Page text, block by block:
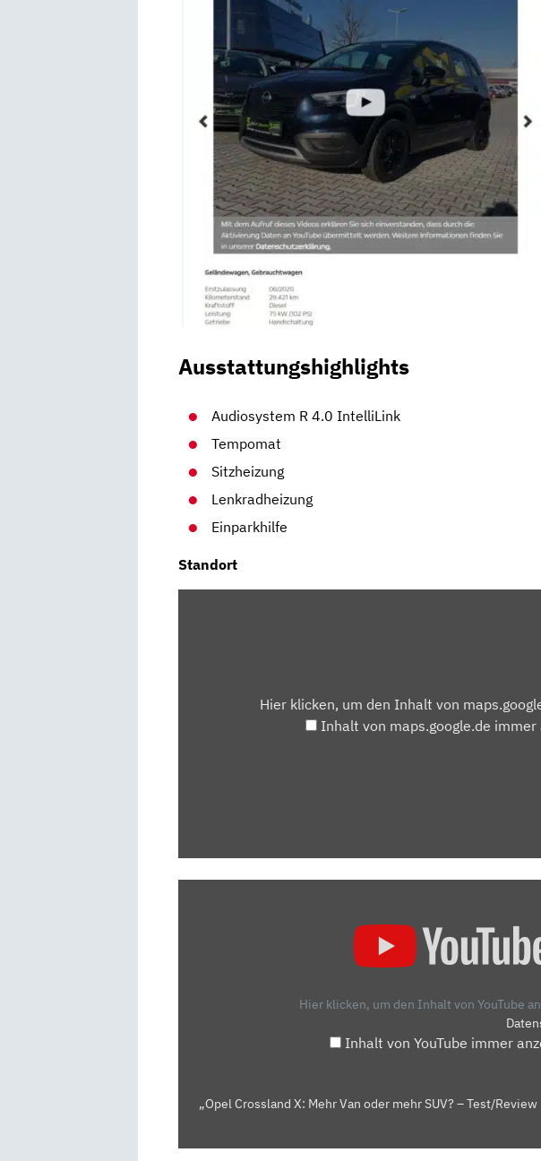
Ausstattungshighlights
Audiosystem R 4.0 IntelliLink
Tempomat
Sitzheizung
Lenkradheizung
Einparkhilfe
Standort
Hier klicken, um den Inhalt von
Inhalt von maps.google.de immer
MOTOR
Hier klicken, um den Inhalt von YouTube
Inhalt von YouTube immer
„Opel Crossland X: Mehr Van oder mehr SUV? – Test/